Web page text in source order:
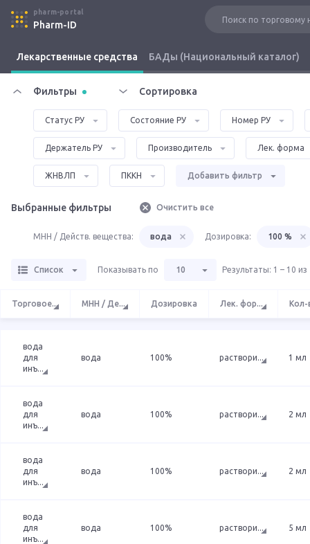
pharm-portal
Pharm-ID
Лекарственные средства БАДы (Национальный каталог)
Фильтры Сортировка
Статус РУ Состояние РУ Номер РУ
Держатель РУ Производитель Лек. форма
ЖНВЛП ПККН Добавить фильтр
Выбранные фильтры Очистить все
МНН / Действ. вещества: вода Дозировка: 100 %
Список Показывать по 10 Результаты: 1 – 10 из
Торговое... МНН / Де... Дозировка Лек. фор... Кол-
вода
для
инъ...
вода 100% раствори... 1 мл
вода
для
инъ...
вода 100% раствори... 2 мл
вода
для
инъ...
вода 100% раствори... 2 мл
вода
для
инъ...
вода 100% раствори... 5 мл